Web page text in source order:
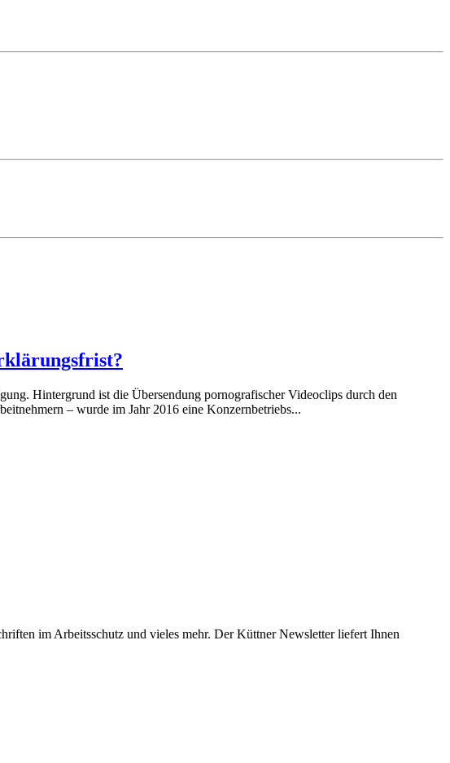
Hintergrund ist die Übersendung pornografischer Videoclips durch den
– wurde im Jahr 2016 eine Konzernbetriebs...
im Arbeitsschutz und vieles mehr. Der Küttner Newsletter liefert Ihnen